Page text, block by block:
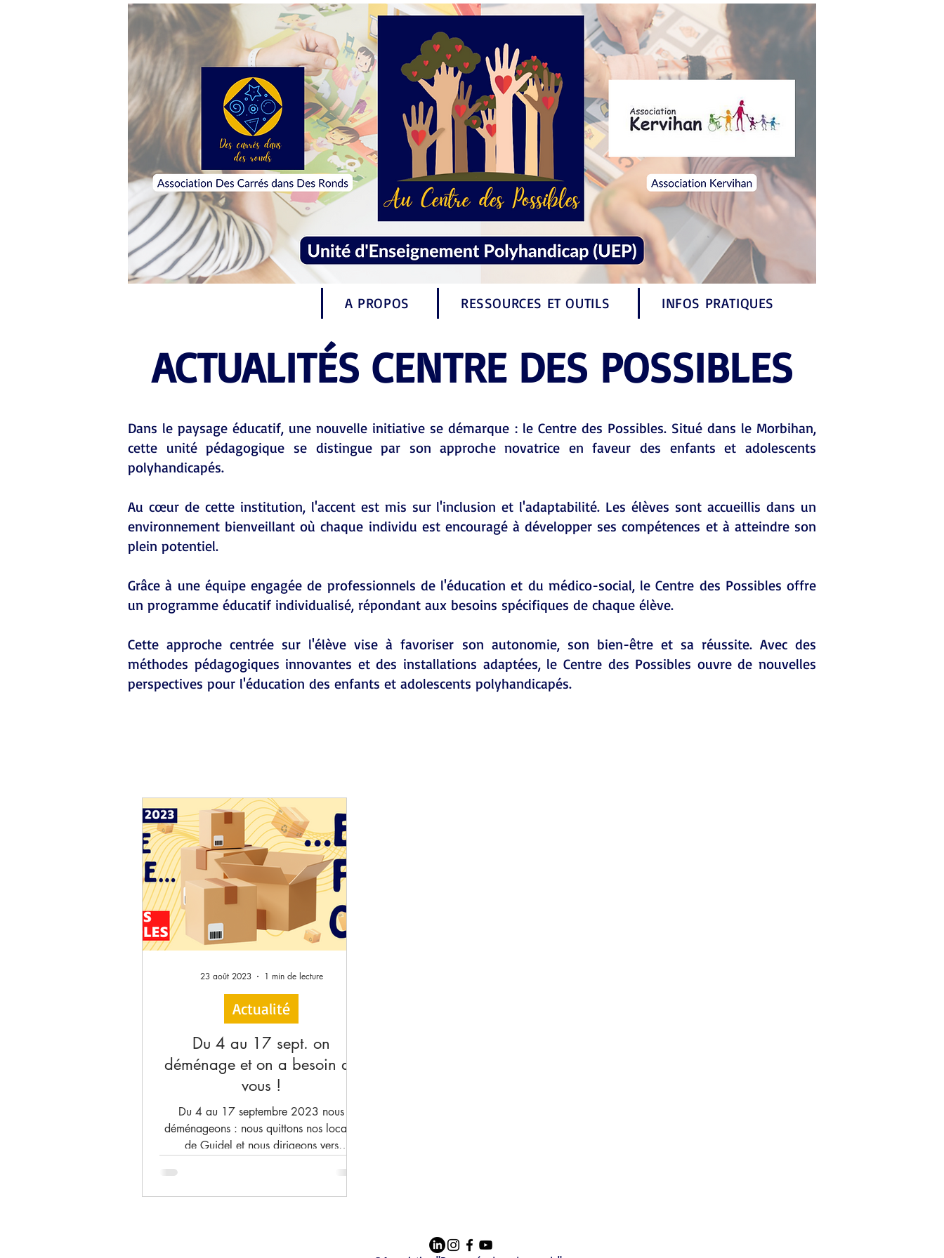
A PROPOS RESSOURCES ET OUTILS INFOS PRATIQUES
ACTUALITÉS CENTRE DES POSSIBLES
Dans le paysage éducatif, une nouvelle initiative se démarque : le Centre des Possibles. Situé dans le Morbihan,
cette unité pédagogique se distingue par son approche novatrice en faveur des enfants et adolescents
polyhandicapés.
Au cœur de cette institution, l'accent est mis sur l'inclusion et l'adaptabilité. Les élèves sont accueillis dans un
environnement bienveillant où chaque individu est encouragé à développer ses compétences et à atteindre son
plein potentiel.
Grâce à une équipe engagée de professionnels de l'éducation et du médico-social, le Centre des Possibles offre
un programme éducatif individualisé, répondant aux besoins spécifiques de chaque élève.
Cette approche centrée sur l'élève vise à favoriser son autonomie, son bien-être et sa réussite. Avec des
méthodes pédagogiques innovantes et des installations adaptées, le Centre des Possibles ouvre de nouvelles
perspectives pour l'éducation des enfants et adolescents polyhandicapés.
Du 4 au 17 sept. on
déménage et on a besoin de
vous !
Du 4 au 17 septembre 2023 nous
déménageons : nous quittons nos locaux
de Guidel et nous dirigeons vers
Actualité
23 août 2023 1 min de lecture